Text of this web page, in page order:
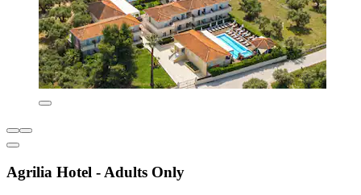
Agrilia Hotel - Adults Only